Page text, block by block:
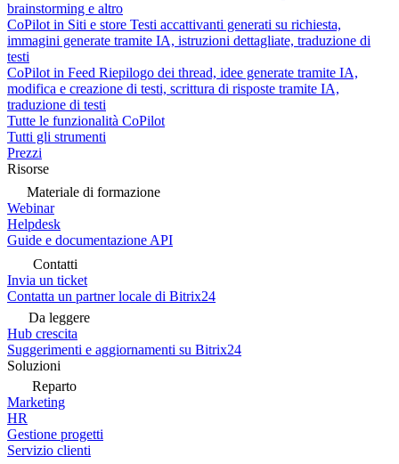
brainstorming e altro
CoPilot in Siti e store Testi accattivanti generati su richiesta,
immagini generate tramite IA, istruzioni dettagliate, traduzione di
testi
CoPilot in Feed Riepilogo dei thread, idee generate tramite IA,
modifica e creazione di testi, scrittura di risposte tramite IA,
traduzione di testi
Tutte le funzionalità CoPilot
Tutti gli strumenti
Prezzi
Risorse
Materiale di formazione
Webinar
Helpdesk
Guide e documentazione API
Contatti
Invia un ticket
Contatta un partner locale di Bitrix24
Da leggere
Hub crescita
Suggerimenti e aggiornamenti su Bitrix24
Soluzioni
Reparto
Marketing
HR
Gestione progetti
Servizio clienti